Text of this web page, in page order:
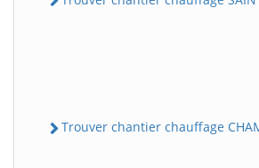
Trouver chantier chauffage